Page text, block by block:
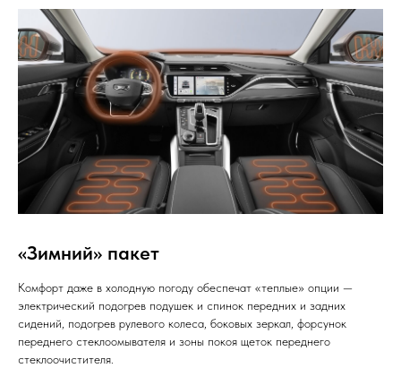
«Зимний» пакет
Комфорт даже в холодную погоду обеспечат «теплые» опции —
электрический подогрев подушек и спинок передних и задних
сидений, подогрев рулевого колеса, боковых зеркал, форсунок
переднего стеклоомывателя и зоны покоя щеток переднего
стеклоочистителя.